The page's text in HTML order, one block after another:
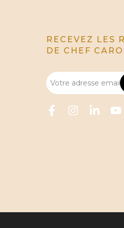
RECEVEZ LES
DE CHEF CARO